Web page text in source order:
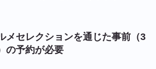
メセレクションを通じた事前（3
の予約が必要